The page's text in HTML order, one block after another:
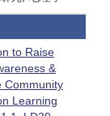
to Raise
&
Community
Learning